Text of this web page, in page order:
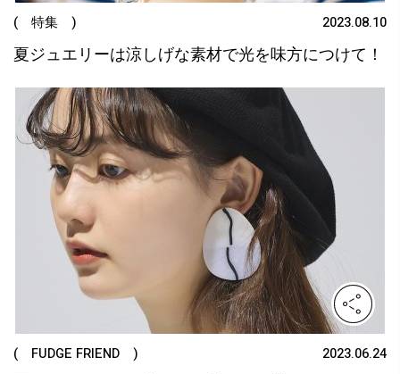
( 特集 ) 2023.08.10
夏ジュエリーは涼しげな素材で光を味方につけて！
( FUDGE FRIEND ) 2023.06.24